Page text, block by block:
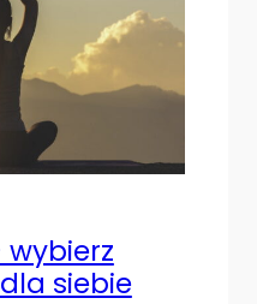
wybierz
siebie